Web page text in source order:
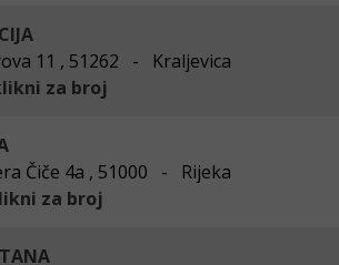
11 , 51262 - Kraljevica
za broj
Čiče 4a , 51000 - Rijeka
za broj